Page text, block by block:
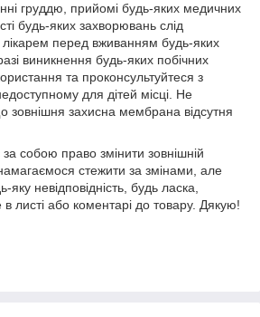
груддю, прийомі будь-яких медичних
будь-яких захворювань слід
лікарем перед вживанням будь-яких
виникнення будь-яких побічних
та проконсультуйтеся з
для дітей місці. Не
зовнішня захисна мембрана відсутня
собою право змінити зовнішній
стежити за змінами, але
невідповідність, будь ласка,
листі або коментарі до товару. Дякую!